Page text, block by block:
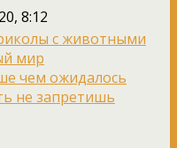
8:12
с животными
мир
чем ожидалось
не запретишь